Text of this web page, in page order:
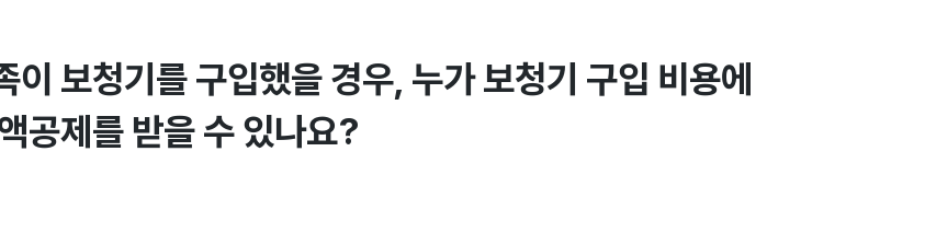
이 보청기를 구입했을 경우, 누가 보청기 구입 비용에
공제를 받을 수 있나요?